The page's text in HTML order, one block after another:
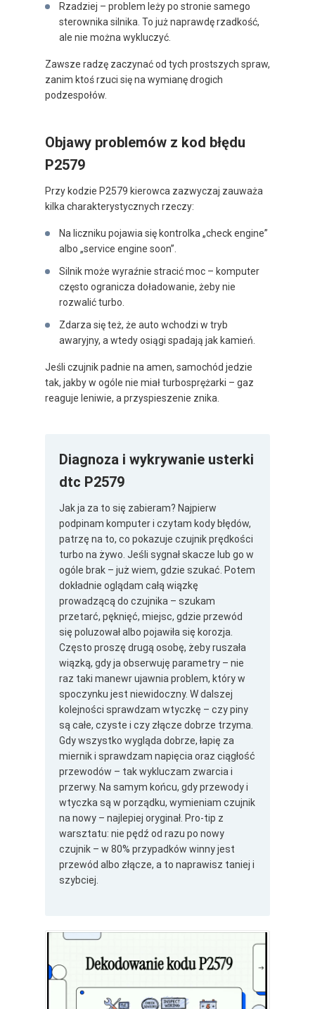
Rzadziej – problem leży po stronie samego
sterownika silnika. To już naprawdę rzadkość,
ale nie można wykluczyć.
Zawsze radzę zaczynać od tych prostszych spraw,
zanim ktoś rzuci się na wymianę drogich
podzespołów.
Objawy problemów z kod błędu
P2579
Przy kodzie P2579 kierowca zazwyczaj zauważa
kilka charakterystycznych rzeczy:
Na liczniku pojawia się kontrolka „check engine”
albo „service engine soon”.
Silnik może wyraźnie stracić moc – komputer
często ogranicza doładowanie, żeby nie
rozwalić turbo.
Zdarza się też, że auto wchodzi w tryb
awaryjny, a wtedy osiągi spadają jak kamień.
Jeśli czujnik padnie na amen, samochód jedzie
tak, jakby w ogóle nie miał turbosprężarki – gaz
reaguje leniwie, a przyspieszenie znika.
Diagnoza i wykrywanie usterki
dtc P2579
Jak ja za to się zabieram? Najpierw
podpinam komputer i czytam kody błędów,
patrzę na to, co pokazuje czujnik prędkości
turbo na żywo. Jeśli sygnał skacze lub go w
ogóle brak – już wiem, gdzie szukać. Potem
dokładnie oglądam całą wiązkę
prowadzącą do czujnika – szukam
przetarć, pęknięć, miejsc, gdzie przewód
się poluzował albo pojawiła się korozja.
Często proszę drugą osobę, żeby ruszała
wiązką, gdy ja obserwuję parametry – nie
raz taki manewr ujawnia problem, który w
spoczynku jest niewidoczny. W dalszej
kolejności sprawdzam wtyczkę – czy piny
są całe, czyste i czy złącze dobrze trzyma.
Gdy wszystko wygląda dobrze, łapię za
miernik i sprawdzam napięcia oraz ciągłość
przewodów – tak wykluczam zwarcia i
przerwy. Na samym końcu, gdy przewody i
wtyczka są w porządku, wymieniam czujnik
na nowy – najlepiej oryginał. Pro-tip z
warsztatu: nie pędź od razu po nowy
czujnik – w 80% przypadków winny jest
przewód albo złącze, a to naprawisz taniej i
szybciej.